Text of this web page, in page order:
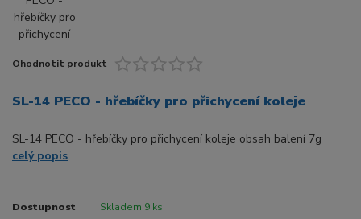
Ohodnotit produkt
SL-14 PECO - hřebíčky pro přichycení koleje
SL-14 PECO - hřebíčky pro přichycení koleje obsah balení 7g
celý popis
Dostupnost Skladem 9 ks